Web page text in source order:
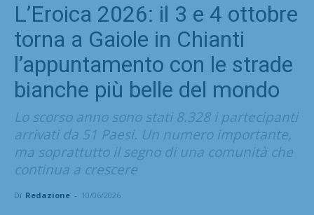
L’Eroica 2026: il 3 e 4 ottobre
torna a Gaiole in Chianti
l’appuntamento con le strade
bianche più belle del mondo
Lo scorso anno sono stati 8.328 i partecipanti
arrivati da 51 Paesi. Un numero importante,
ma soprattutto il segno di una comunità che
continua a crescere
Di Redazione - 10/06/2026